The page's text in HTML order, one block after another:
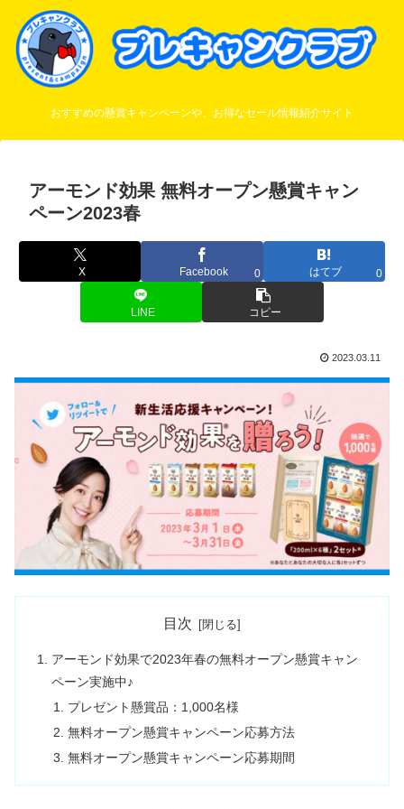
おすすめの懸賞キャンペーンや、お得なセール情報紹介サイト
アーモンド効果 無料オープン懸賞キャン
ペーン2023春
X Facebook 0 はてブ 0
LINE コピー
2023.03.11
目次
アーモンド効果で2023年春の無料オープン懸賞キャン
ペーン実施中♪
プレゼント懸賞品：1,000名様
無料オープン懸賞キャンペーン応募方法
無料オープン懸賞キャンペーン応募期間